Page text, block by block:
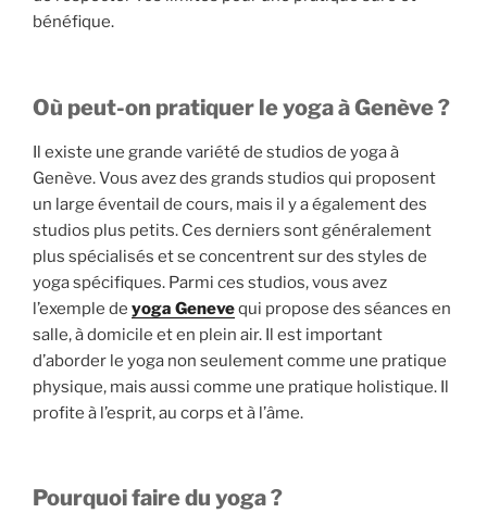
bénéfique.
Où peut-on pratiquer le yoga à Genève ?
Il existe une grande variété de studios de yoga à
Genève. Vous avez des grands studios qui proposent
un large éventail de cours, mais il y a également des
studios plus petits. Ces derniers sont généralement
plus spécialisés et se concentrent sur des styles de
yoga spécifiques. Parmi ces studios, vous avez
l’exemple de yoga Genevequi propose des séances en
salle, à domicile et en plein air. Il est important
d’aborder le yoga non seulement comme une pratique
physique, mais aussi comme une pratique holistique. Il
profite à l’esprit, au corps et à l’âme.
Pourquoi faire du yoga ?